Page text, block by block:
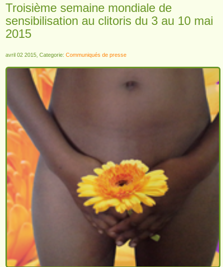
Troisième semaine mondiale de
sensibilisation au clitoris du 3 au 10 mai
2015
avril 02 2015, Categorie: Communiqués de presse